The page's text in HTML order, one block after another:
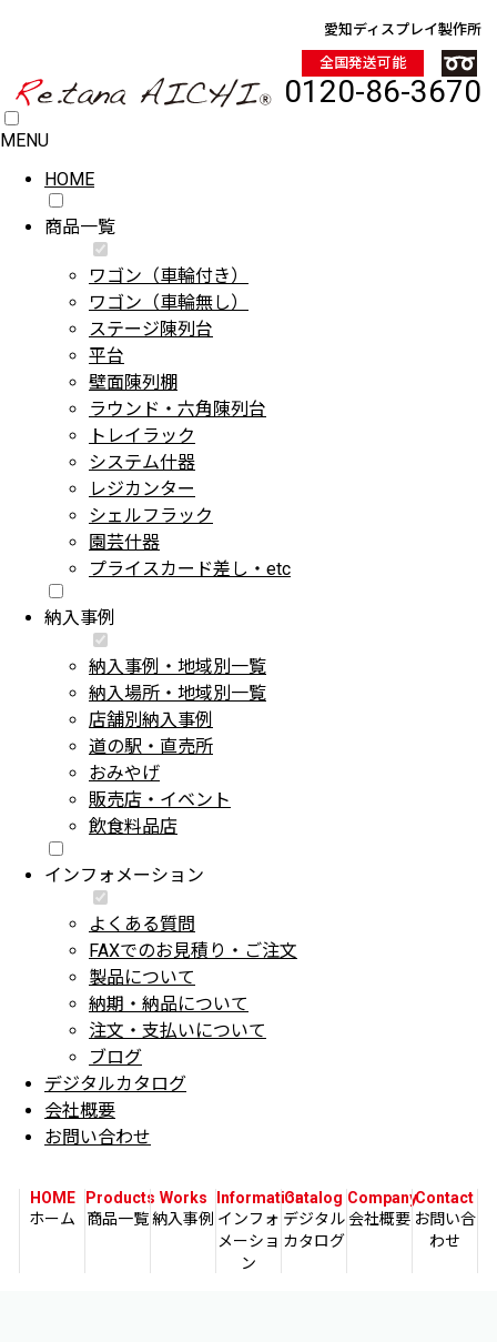
愛知ディスプレイ製作所
全国発送可能
0120-86-3670
MENU
HOME
商品一覧
ワゴン（車輪付き）
ワゴン（車輪無し）
ステージ陳列台
平台
壁面陳列棚
ラウンド・六角陳列台
トレイラック
システム什器
レジカンター
シェルフラック
園芸什器
プライスカード差し・etc
納入事例
納入事例・地域別一覧
納入場所・地域別一覧
店舗別納入事例
道の駅・直売所
おみやげ
販売店・イベント
飲食料品店
インフォメーション
よくある質問
FAXでのお見積り・ご注文
製品について
納期・納品について
注文・支払いについて
ブログ
デジタルカタログ
会社概要
お問い合わせ
HOME
ホーム
Products
商品一覧
Works
納入事例
Information
インフォ
メーショ
ン
Catalog
デジタル
カタログ
Company
会社概要
Contact
お問い合
わせ